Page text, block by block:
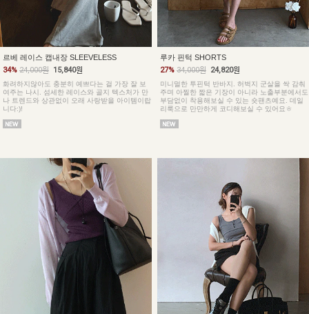
르베 레이스 캡내장 SLEEVELESS
34% 24,000원 15,840원
화려하지않아도 충분히 예쁘다는 걸 가장 잘 보
여주는 나시. 섬세한 레이스와 골지 텍스처가 만
나 트렌드와 상관없이 오래 사랑받을 아이템이랍
니다:)!
루카 핀턱 SHORTS
27% 34,000원 24,820원
미니멀한 투핀턱 반바지. 허벅지 군살을 싹 감춰
주며 아찔한 짧은 기장이 아니라 노출부분에서도
부담없이 착용해보실 수 있는 숏팬츠예요. 데일
리룩으로 만만하게 코디해보실 수 있어요ㅎ